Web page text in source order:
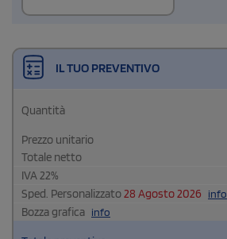
IL TUO PREVENTIVO
Quantità
Prezzo unitario
Totale netto
IVA22%
Sped. Personalizzato28 Agosto 2026 info
Bozza grafica info